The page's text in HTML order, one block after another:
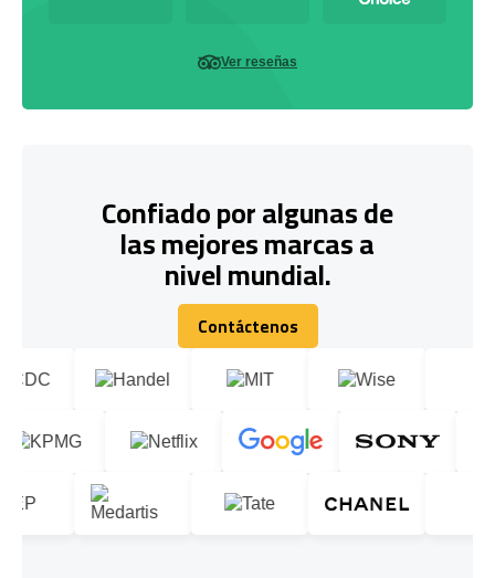
Ver reseñas
Confiado por algunas de
las mejores marcas a
nivel mundial.
Contáctenos
Contáctenos